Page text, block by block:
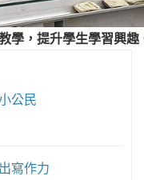
學，提升學生學習興趣
公民
寫作力